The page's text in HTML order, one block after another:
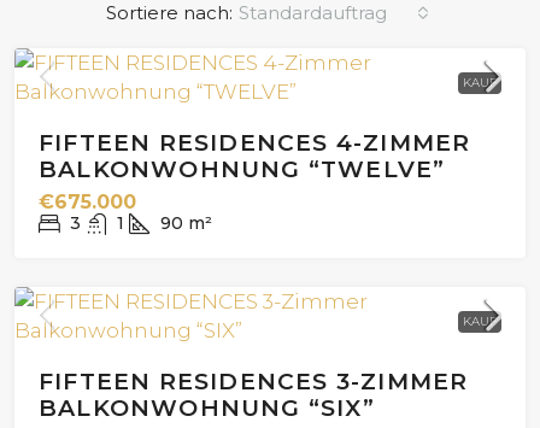
Sortiere nach: Standardauftrag
KAUF
FIFTEEN RESIDENCES 4-ZIMMER
BALKONWOHNUNG “TWELVE”
€675.000
3 1 90 m²
KAUF
FIFTEEN RESIDENCES 3-ZIMMER
BALKONWOHNUNG “SIX”